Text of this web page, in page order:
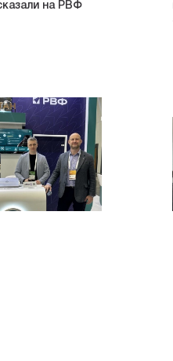
на РВФ